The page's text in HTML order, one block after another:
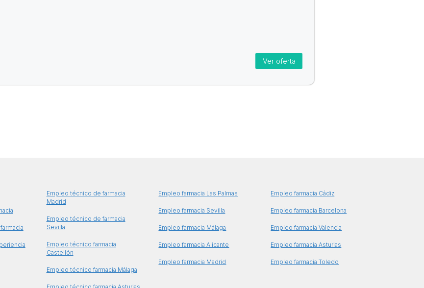
Ver oferta
Empleo técnico de farmacia
Madrid
Empleo técnico de farmacia
Sevilla
Empleo técnico farmacia
Castellón
Empleo técnico farmacia Málaga
Empleo farmacia Las Palmas
Empleo farmacia Sevilla
Empleo farmacia Málaga
Empleo farmacia Alicante
Empleo farmacia Madrid
Empleo farmacia Cádiz
Empleo farmacia Barcelona
Empleo farmacia Valencia
Empleo farmacia Asturias
Empleo farmacia Toledo